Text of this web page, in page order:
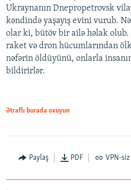
Ukraynanın Dnepropetrovsk
kəndində yaşayış evini vurub.
olar ki, bütöv bir ailə həlak
raket və dron hücumlarından
nəfərin öldüyünü, onlarla
bildirirlər.
Ətraflı burada oxuyun
Paylaş PDF VPN-